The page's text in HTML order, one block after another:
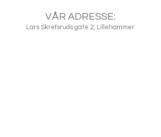
VÅR ADRESSE:
Lars Skrefsruds gate 2, Lillehammer